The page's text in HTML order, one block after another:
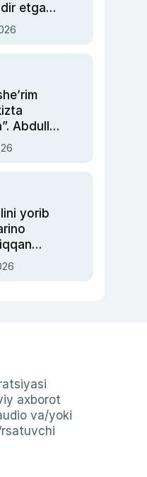
etgan
o‘qildi
Abdulla
yorib
axborot
va/yoki